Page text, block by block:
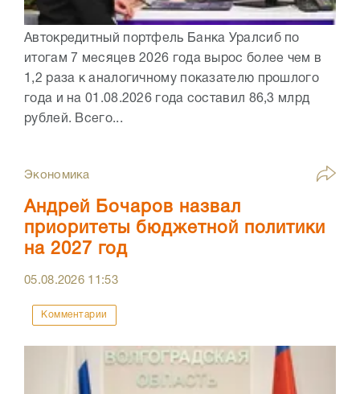
Автокредитный портфель Банка Уралсиб по
итогам 7 месяцев 2026 года вырос более чем в
1,2 раза к аналогичному показателю прошлого
года и на 01.08.2026 года составил 86,3 млрд
рублей. Всего...
Экономика
Андрей Бочаров назвал
приоритеты бюджетной политики
на 2027 год
05.08.2026 11:53
Комментарии